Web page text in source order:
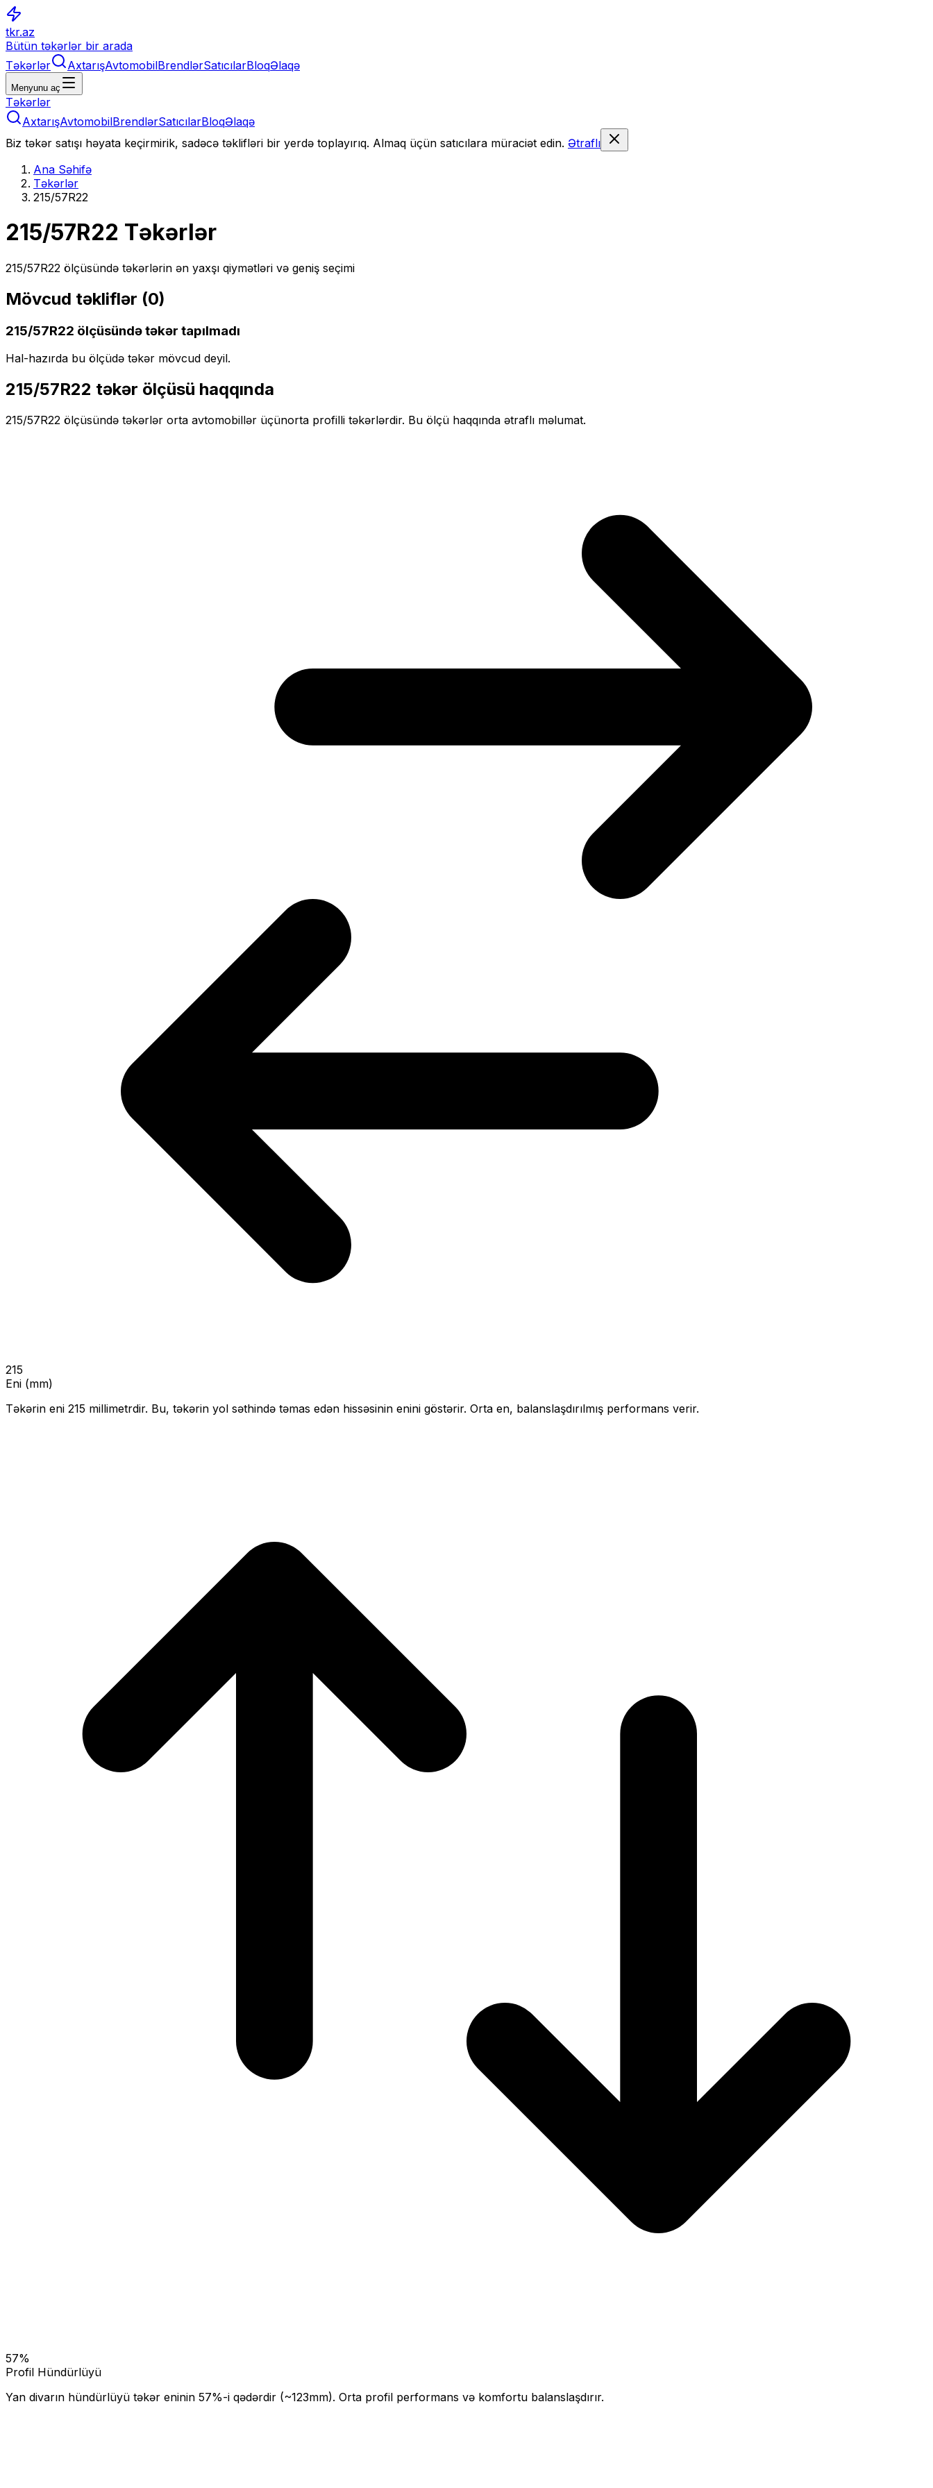
tkr.az
Bütün təkərlər bir arada
Təkərlər
AxtarışAvtomobilBrendlərSatıcılarBloqƏlaqə
Menyunu aç
Təkərlər
AxtarışAvtomobilBrendlərSatıcılarBloqƏlaqə
Biz təkər satışı həyata keçirmirik, sadəcə təklifləri bir yerdə toplayırıq. Almaq üçün satıcılara müraciət edin. Ətraflı
Ana Səhifə
Təkərlər
215/57R22
215/57R22 Təkərlər
215/57R22 ölçüsündə təkərlərin ən yaxşı qiymətləri və geniş seçimi
Mövcud təkliflər (0)
215/57R22 ölçüsündə təkər tapılmadı
Hal-hazırda bu ölçüdə təkər mövcud deyil.
215/57R22 təkər ölçüsü haqqında
215/57R22 ölçüsündə təkərlər orta avtomobillər üçünorta profilli təkərlərdir. Bu ölçü haqqında ətraflı məlumat.
215
Eni (mm)
Təkərin eni 215 millimetrdir. Bu, təkərin yol səthində təmas edən hissəsinin enini göstərir. Orta en, balanslaşdırılmış performans verir.
57%
Profil Hündürlüyü
Yan divarın hündürlüyü təkər eninin 57%-i qədərdir (~123mm). Orta profil performans və komfortu balanslaşdırır.